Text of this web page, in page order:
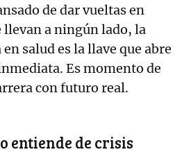
de dar vueltas en
llevan a ningún lado, la
salud es la llave que abre
Es momento de
con futuro real.
entiende de crisis